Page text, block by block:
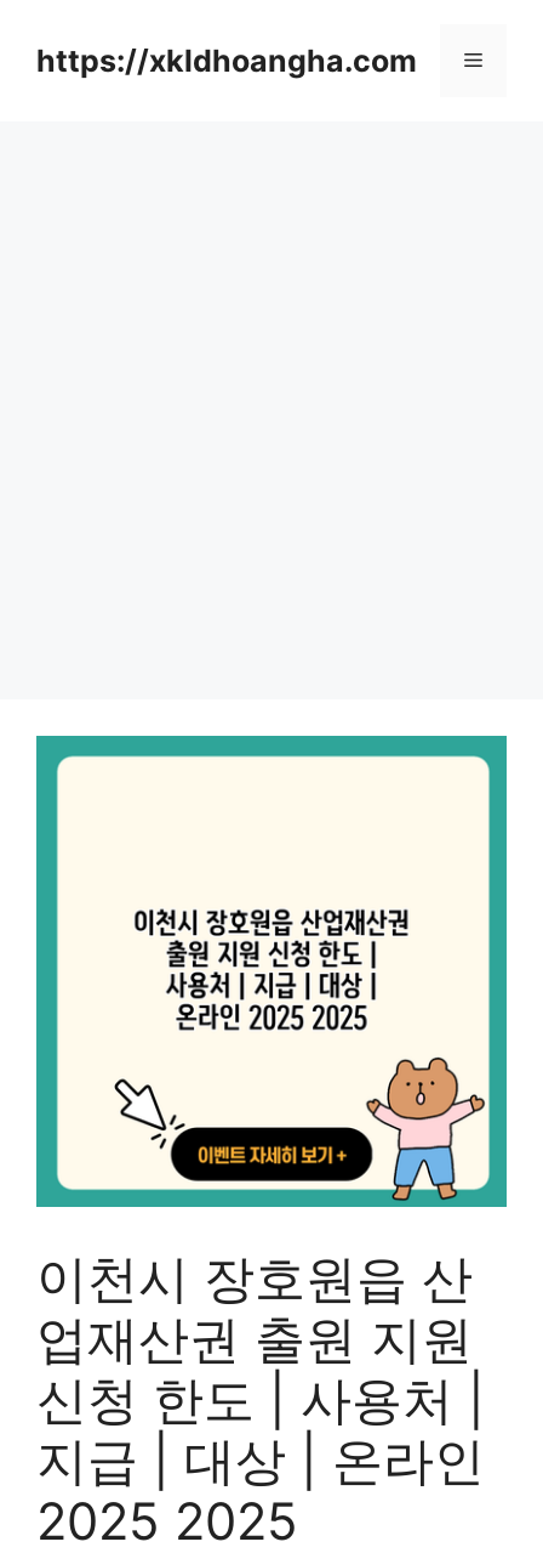
https://xkldhoangha.com 메
이천시 장호원읍 산
업재산권 출원 지원
신청 한도 | 사용처 |
지급 | 대상 | 온라인
2025 2025